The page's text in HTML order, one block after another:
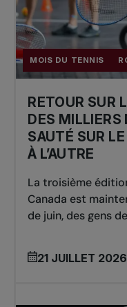
MOIS DU TENNIS
RETOUR SUR
DES MILLIERS
SAUTÉ SUR
À L’AUTRE
La troisième
Canada est
de juin, des gens
21 JUILLET 2026